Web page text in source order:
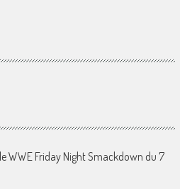
WWE Friday Night Smackdown du 7